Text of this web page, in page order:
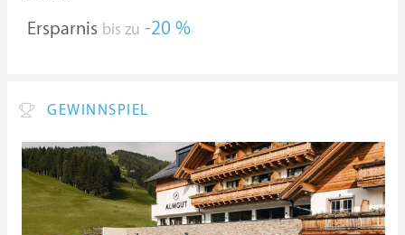
Ersparnis bis zu -20 %
GEWINNSPIEL